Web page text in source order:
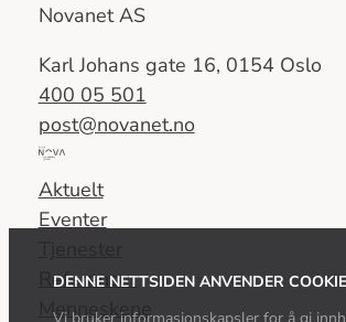
DENNE NETTSIDEN ANVENDER
Novanet AS
Karl Johans gate 16, 0154 Oslo
400 05 501
post@novanet.no
Del
av
Nova
Group
Aktuelt
Eventer
Referanser
Menneskene